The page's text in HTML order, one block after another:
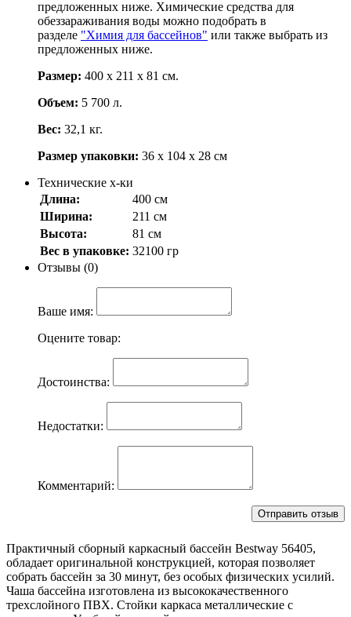
предложенных ниже. Химические средства для
обеззараживания воды можно подобрать в
разделе "Химия для бассейнов" или также выбрать из
предложенных ниже.
Размер: 400 х 211 х 81 см.
Объем: 5 700 л.
Вес: 32,1 кг.
Размер упаковки: 36 х 104 х 28 см
Технические х-ки
Длина:
400 см
Ширина:
211 см
Высота:
81 см
Вес в упаковке: 32100 гр
Отзывы (0)
Ваше имя:
Оцените товар:
Достоинства:
Недостатки:
Комментарий:
Практичный сборный каркасный бассейн Bestway 56405,
обладает оригинальной конструкцией, которая позволяет
собрать бассейн за 30 минут, без особых физических усилий.
Чаша бассейна изготовлена из высококачественного
трехслойного ПВХ. Стойки каркаса металлические с